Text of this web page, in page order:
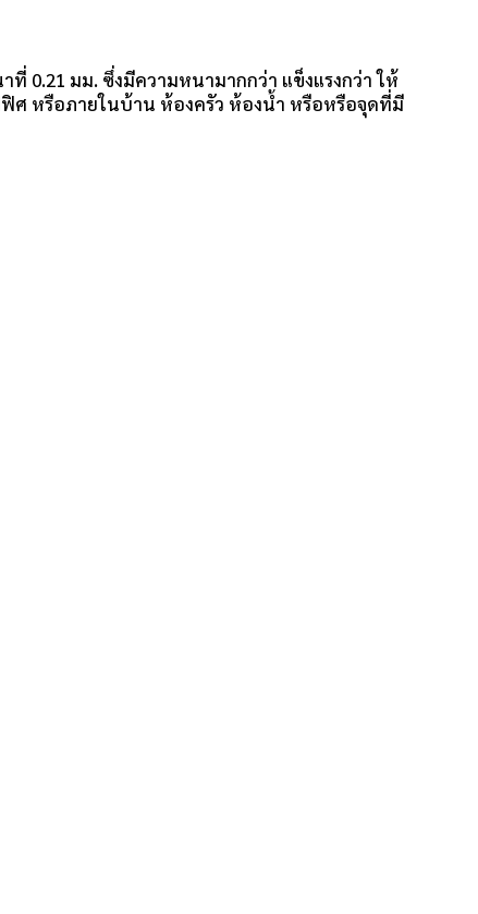
มม. ซึ่งมีความหนามากกว่า แข็งแรงกว่า ให้
ฟิศ หรือภายในบ้าน ห้องครัว ห้องน้ำ หรือหรือจุดที่มี